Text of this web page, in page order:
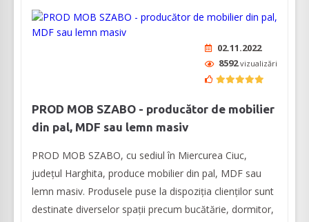
02.11.2022
8592vizualizări
PROD MOB SZABO - producător de mobilier
din pal, MDF sau lemn masiv
PROD MOB SZABO, cu sediul în Miercurea Ciuc,
județul Harghita, produce mobilier din pal, MDF sau
lemn masiv. Produsele puse la dispoziția clienților sunt
destinate diverselor spații precum bucătărie, dormitor,